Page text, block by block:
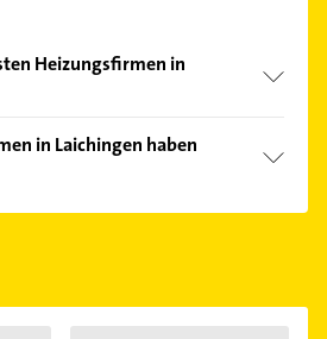
Heizungsfirmen in
profitieren Sie von den
können Sie sich
sortiert anzeigen lassen.
in Laichingen haben
Sie alleÖffnungszeiten.
können.